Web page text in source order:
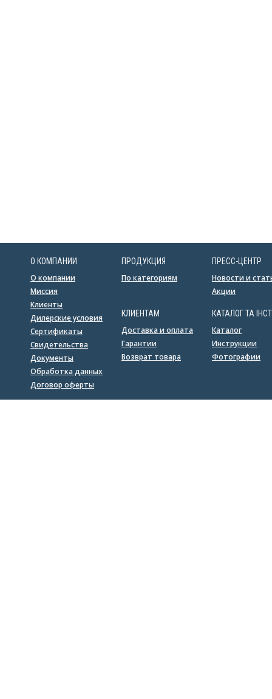
О КОМПАНИИ
О компании
Миссия
Клиенты
Дилерские условия
Сертификаты
Свидетельства
Документы
Обработка данных
Договор оферты
ПРОДУКЦИЯ
По категориям
КЛИЕНТАМ
Доставка и оплата
Гарантии
Возврат товара
ПРЕСС-ЦЕНТР
Новости и
Акции
КАТАЛОГ ТА
Каталог
Инструкции
Фотографии